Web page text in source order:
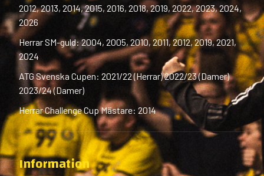
2012, 2013, 2014, 2015, 2016, 2018, 2019, 2022, 2023, 2024,
2026
Herrar SM-guld: 2004, 2005, 2010, 2011, 2012, 2019, 2021,
2024
ATG Svenska Cupen: 2021/22 (Herrar) 2022/23 (Damer)
2023/24 (Damer)
Herrar Challenge Cup Mästare: 2014
Information